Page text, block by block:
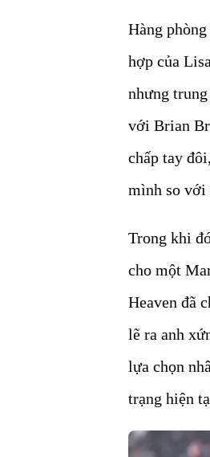
Hàng
hợp của
nhưng
với Brian
chấp tay
mình so với
Trong khi
cho một
Heaven đã
lẽ ra anh
lựa chọn
trạng hiện